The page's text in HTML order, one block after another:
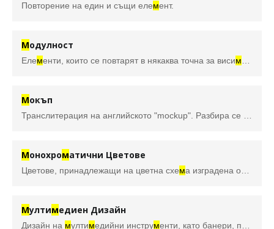
Повторение на един и същи елемент.
Модулност
Елементи, които се повтарят в някаква точна за висим
Мокъп
Монохроматични Цветове
Цветове, принадлежащи на цветна схема изградена от един (базов) цвят и неговите сенки (цвета с добавено черно), отенъци (цвета с добавено бяло) и нюанси (с добавени бяло и черно едновре
Мултимедиен Дизайн
Дизайн на мултимедийни инструменти, като банери, презентации, рекла